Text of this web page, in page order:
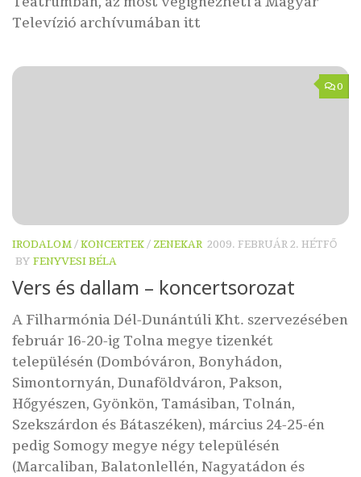
Televízió archívumában itt
0
IRODALOM/KONCERTEK/ ZENEKAR 2009. FEBRUÁR 2. HÉTFŐ
BY FENYVESI BÉLA
Vers és dallam – koncertsorozat
A Filharmónia Dél-Dunántúli Kht. szervezésében
február 16-20-ig Tolna megye tizenkét
településén (Dombóváron, Bonyhádon,
Simontornyán, Dunaföldváron, Pakson,
Hőgyészen, Gyönkön, Tamásiban, Tolnán,
Szekszárdon és Bátaszéken), március 24-25-én
pedig Somogy megye négy településén
(Marcaliban, Balatonlellén, Nagyatádon és